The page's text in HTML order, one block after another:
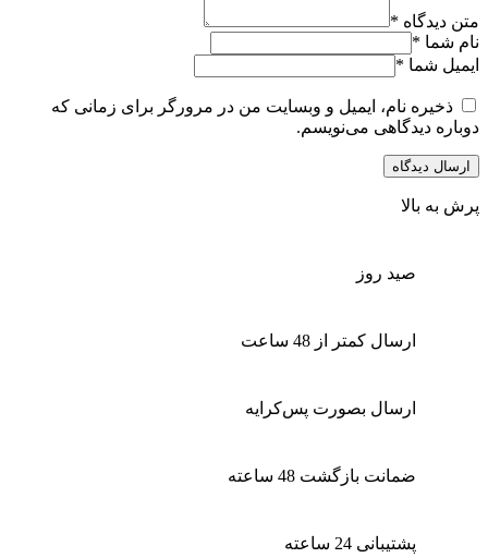
متن دیدگاه *
نام شما *
ایمیل شما *
ذخیره نام، ایمیل و وبسایت من در مرورگر برای زمانی که
دوباره دیدگاهی می‌نویسم.
پرش به بالا
صید روز
ارسال کمتر از 48 ساعت
ارسال بصورت پس‌کرایه
ضمانت بازگشت 48 ساعته
پشتیبانی 24 ساعته